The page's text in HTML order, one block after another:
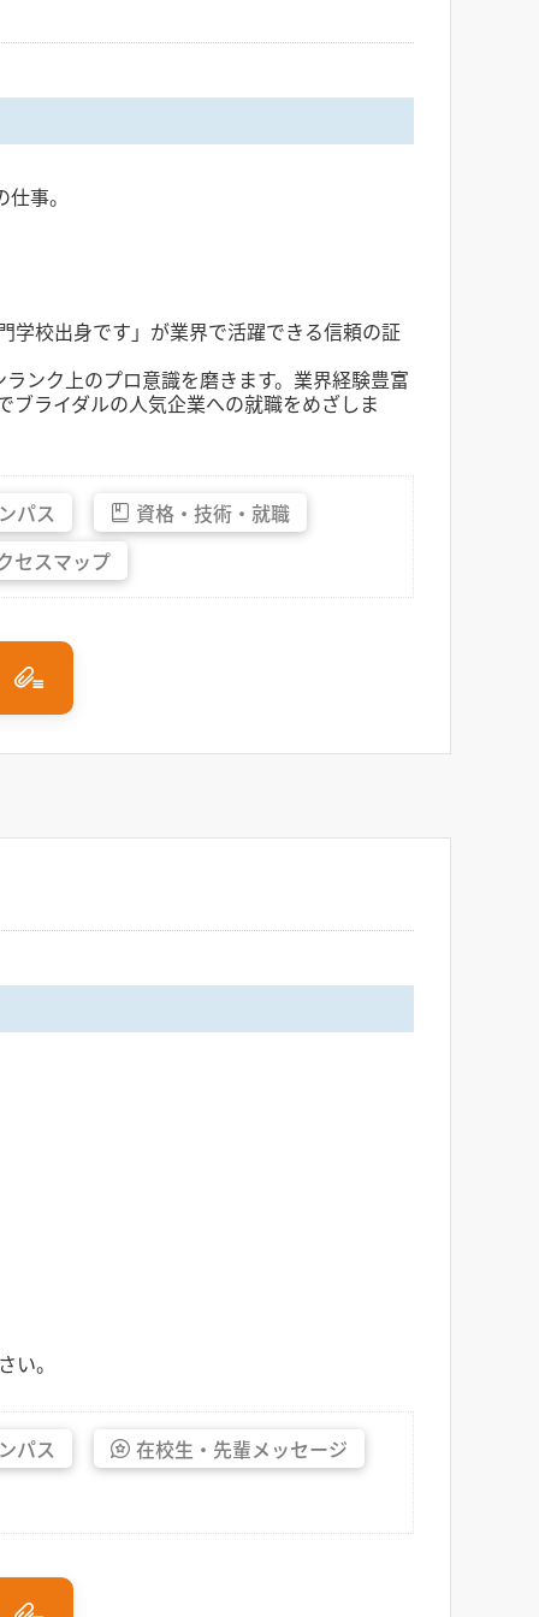
事。
学校出身です」が業界で活躍できる信頼の証
ンク上のプロ意識を磨きます。業界経験豊富
ライダルの人気企業への就職をめざしま
パス 資格・ 技術・ 就職
セスマップ
い。
パス 在校生・ 先輩メッセージ